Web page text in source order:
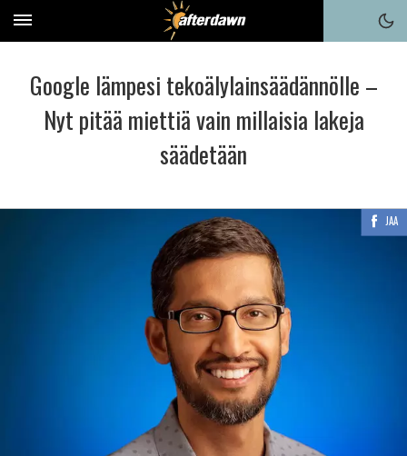
Google lämpesi tekoälylainsäädännölle –
Nyt pitää miettiä vain millaisia lakeja
säädetään
JAA